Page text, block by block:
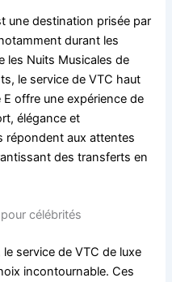
une destination prisée par
durant les
les Nuits Musicales de
le service de VTC haut
offre une expérience de
élégance et
répondent aux attentes
des transferts en
célébrités
service de VTC de luxe
incontournable. Ces